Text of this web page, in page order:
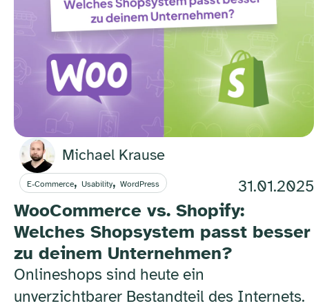
Michael Krause
E-Commerce, Usability, WordPress 31.01.2025
WooCommerce vs. Shopify:
Welches Shopsystem passt besser
zu deinem Unternehmen?
Onlineshops sind heute ein
unverzichtbarer Bestandteil des Internets.